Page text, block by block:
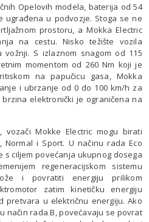
Opelovih modela, baterija od 54
ugrađena u podvozje. Stoga se ne
prostoru, a Mokka Electric
na cestu. Nisko težište vozila
S izlaznom snagom od 115
momentom od 260 Nm koji je
na papučicu gasa, Mokka
i ubrzanje od 0 do 100 km/h za
elektronički je ograničena na
vozači Mokke Electric mogu birati
Normal i Sport. U načinu rada Eco
s ciljem povećanja ukupnog dosega
regeneracijskom sistemu
i povratiti energiju prilikom
zatim kinetičku energiju
pretvara u električnu energiju. Ako
način rada B, povećavaju se povrat